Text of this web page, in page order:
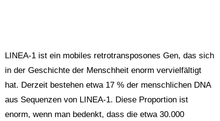
LINEA-1 ist ein mobiles retrotransposones Gen, das sich
in der Geschichte der Menschheit enorm vervielfältigt
hat. Derzeit bestehen etwa 17 % der menschlichen DNA
aus Sequenzen von LINEA-1. Diese Proportion ist
enorm, wenn man bedenkt, dass die etwa 30.000